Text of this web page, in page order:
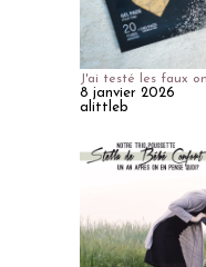
J'ai testé les faux
8 janvier 2026
alittleb